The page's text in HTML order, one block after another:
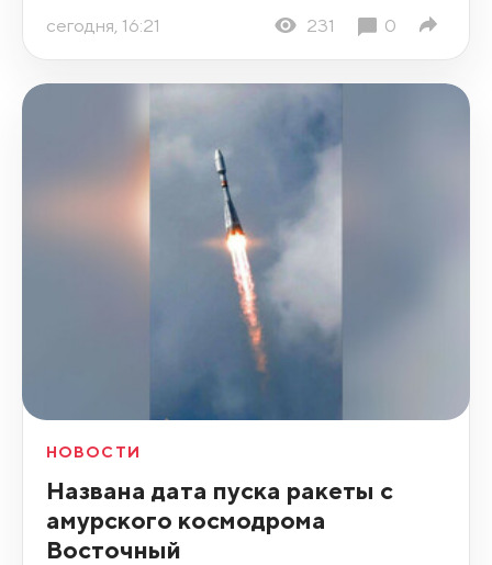
сегодня, 16:21 231 0
НОВОСТИ
Названа дата пуска ракеты с
амурского космодрома
Восточный